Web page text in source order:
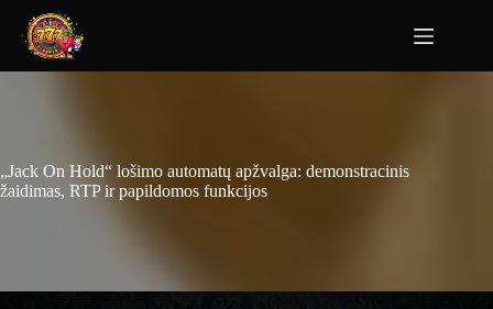
„Jack On Hold“ lošimo automatų apžvalga: demonstracinis
žaidimas, RTP ir papildomos funkcijos